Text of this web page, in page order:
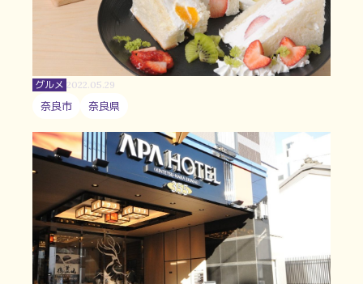
グルメ 2022.05.29
奈良市 奈良県